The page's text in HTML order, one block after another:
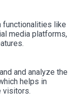
functionalities like
media platforms,
and analyze the
helps in
visitors.